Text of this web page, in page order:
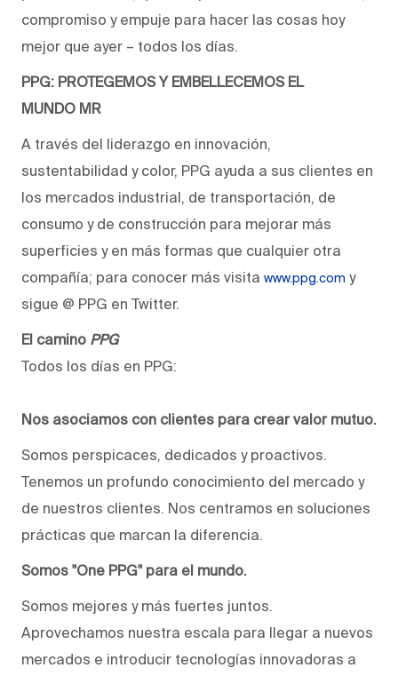
compromiso y empuje para hacer las cosas hoy
mejor que ayer – todos los días.
PPG: PROTEGEMOS Y EMBELLECEMOS EL
MUNDO MR
A través del liderazgo en innovación,
sustentabilidad y color, PPG ayuda a sus clientes en
los mercados industrial, de transportación, de
consumo y de construcción para mejorar más
superficies y en más formas que cualquier otra
compañía; para conocer más visita www.ppg.com y
sigue @ PPG en Twitter.
El camino PPG
Todos los días en PPG:
Nos asociamos con clientes para crear valor mutuo.
Somos perspicaces, dedicados y proactivos.
Tenemos un profundo conocimiento del mercado y
de nuestros clientes. Nos centramos en soluciones
prácticas que marcan la diferencia.
Somos "One PPG" para el mundo.
Somos mejores y más fuertes juntos.
Aprovechamos nuestra escala para llegar a nuevos
mercados e introducir tecnologías innovadoras a